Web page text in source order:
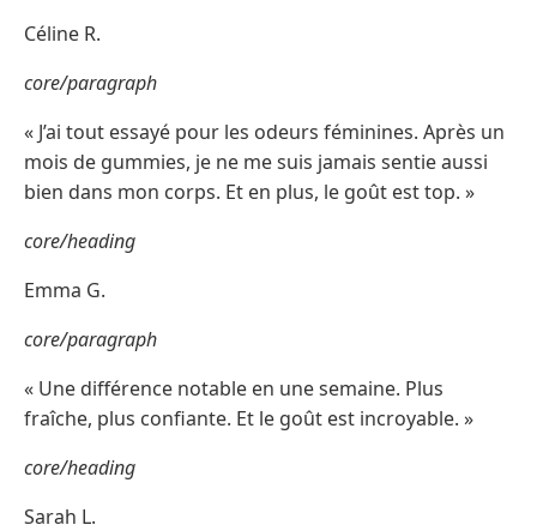
Céline R.
core/paragraph
« J’ai tout essayé pour les odeurs féminines. Après un
mois de gummies, je ne me suis jamais sentie aussi
bien dans mon corps. Et en plus, le goût est top. »
core/heading
Emma G.
core/paragraph
« Une différence notable en une semaine. Plus
fraîche, plus confiante. Et le goût est incroyable. »
core/heading
Sarah L.